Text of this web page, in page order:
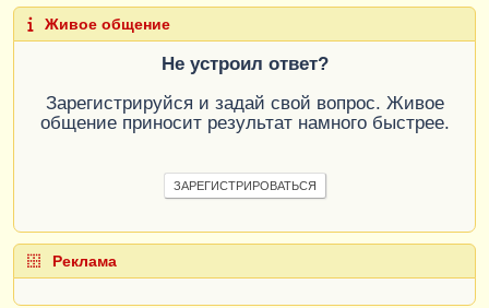
Живое общение
Не устроил ответ?
Зарегистрируйся и задай свой вопрос. Живое
общение приносит результат намного быстрее.
ЗАРЕГИСТРИРОВАТЬСЯ
Реклама